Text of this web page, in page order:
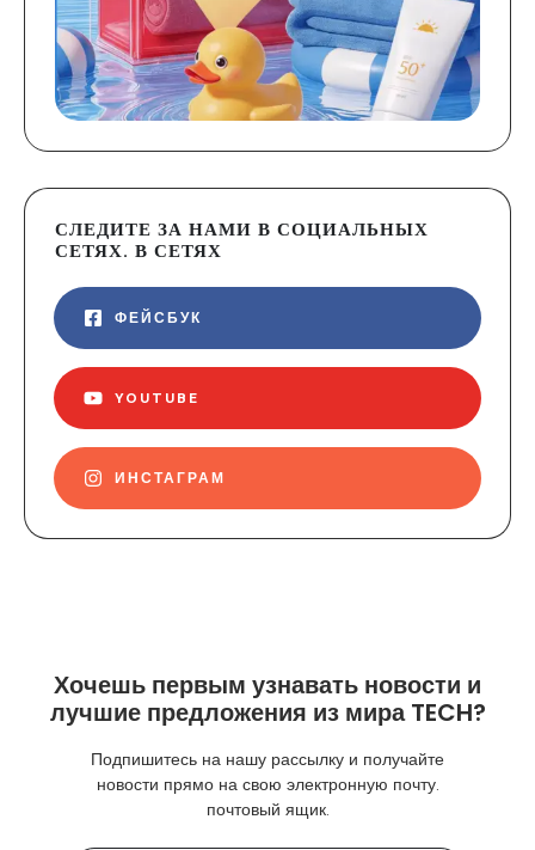
СЛЕДИТЕ ЗА НАМИ В СОЦИАЛЬНЫХ
СЕТЯХ. В СЕТЯХ
ФЕЙСБУК
YOUTUBE
ИНСТАГРАМ
Хочешь первым узнавать новости и
лучшие предложения из мира TECH?
Подпишитесь на нашу рассылку и получайте
новости прямо на свою электронную почту.
почтовый ящик.